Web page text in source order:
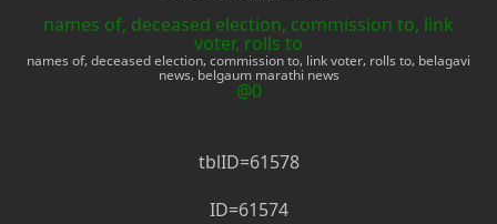
names of, deceased election, commission to, link
voter, rolls to
names of, deceased election, commission to, link voter, rolls to, belagavi
news, belgaum marathi news
@0
tblID=61578
ID=61574